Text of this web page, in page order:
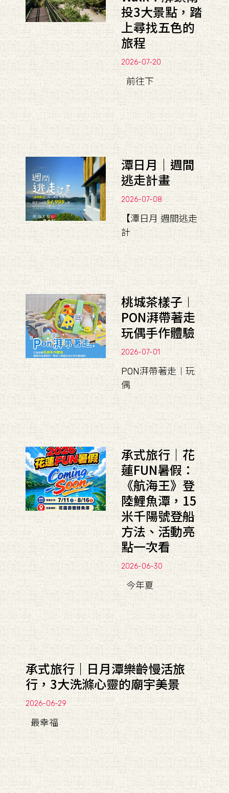
投3大景點，踏
上尋找五色的
旅程
2026-07-20
前往下
潭日月｜週間
逃走計畫
2026-07-08
【潭日月 週間逃走
計
桃城茶樣子︱
PON湃帶著走
玩偶手作體驗
2026-07-01
PON湃帶著走︱玩
偶
承式旅行｜花
蓮FUN暑假：
《航海王》登
陸鯉魚潭，15
米千陽號登船
方法、活動亮
點一次看
2026-06-30
今年夏
承式旅行｜日月潭樂齡慢活旅
行，3大洗滌心靈的廟宇美景
2026-06-29
最幸福